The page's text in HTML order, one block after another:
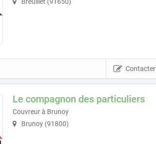
Contacter
Le compagnon des particuliers
Couvreur à Brunoy
Brunoy (91800)